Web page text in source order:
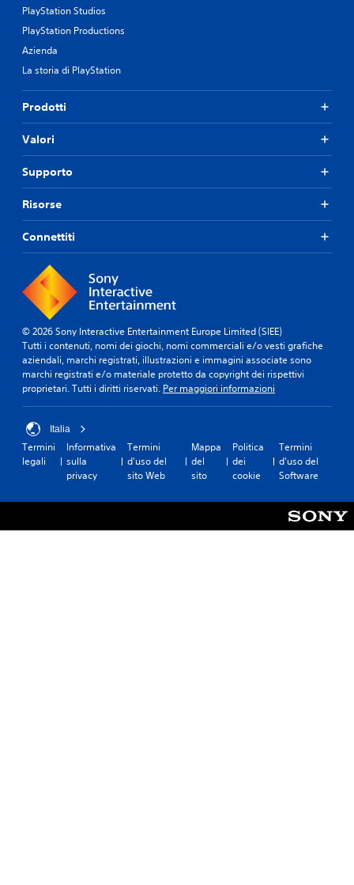
PlayStation Studios
PlayStation Productions
Azienda
La storia di PlayStation
Prodotti
Valori
Supporto
Risorse
Connettiti
© 2026 Sony Interactive Entertainment Europe Limited (SIEE)
Tutti i contenuti, nomi dei giochi, nomi commerciali e/o vesti grafiche
aziendali, marchi registrati, illustrazioni e immagini associate sono
marchi registrati e/o materiale protetto da copyright dei rispettivi
proprietari. Tutti i diritti riservati. Per maggiori informazioni
Italia
Termini
legali
Informativa
sulla
privacy
Termini
d'uso del
sito Web
Mappa
del
sito
Politica
dei
cookie
Termini
d'uso del
Software